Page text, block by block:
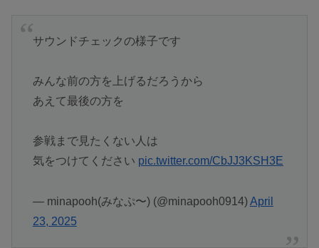
サウンドチェックの様子です
みんな前の方を上げるだろうから
あえて最後の方を
参戦まで見たくない人は
気をつけてください pic.twitter.com/CbJJ3KSH3E
— minapooh(みなぷ〜) (@minapooh0914)April
23, 2025